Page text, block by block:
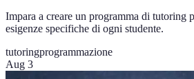
Impara a creare un programma di tutoring
esigenze specifiche di ogni studente.
tutoringprogrammazione
Aug 3